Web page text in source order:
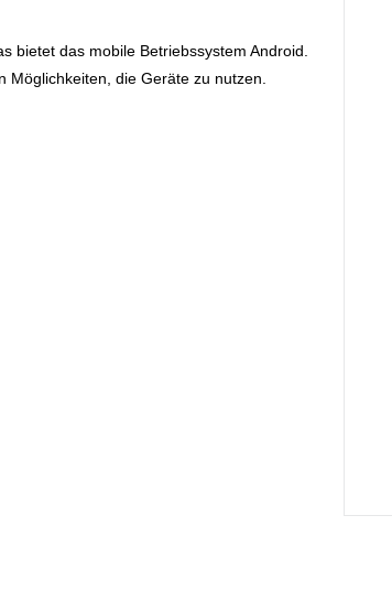
bietet das mobile Betriebssystem Android.
die Geräte zu nutzen.